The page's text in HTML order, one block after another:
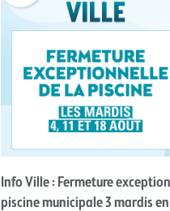
Info Ville : Fermeture
piscine municipale 3 mardis